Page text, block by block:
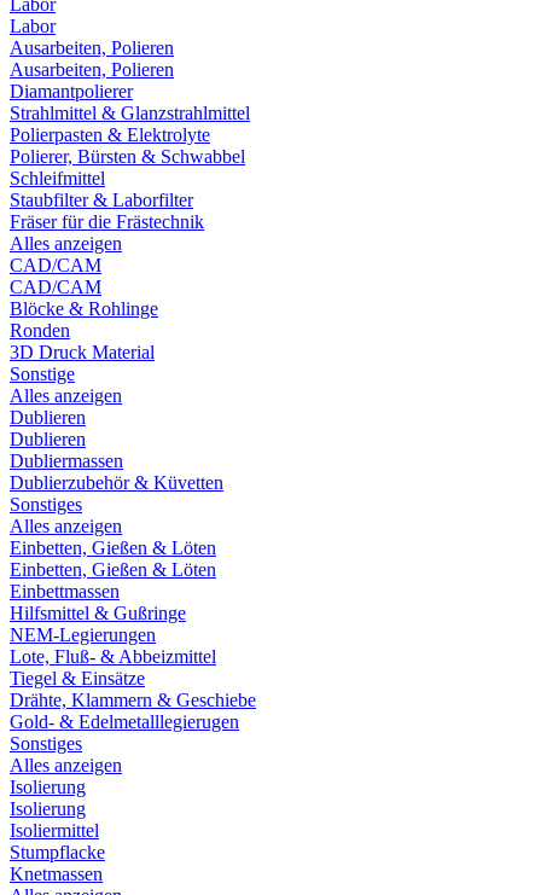
Labor
Labor
Ausarbeiten, Polieren
Ausarbeiten, Polieren
Diamantpolierer
Strahlmittel & Glanzstrahlmittel
Polierpasten & Elektrolyte
Polierer, Bürsten & Schwabbel
Schleifmittel
Staubfilter & Laborfilter
Fräser für die Frästechnik
Alles anzeigen
CAD/CAM
CAD/CAM
Blöcke & Rohlinge
Ronden
3D Druck Material
Sonstige
Alles anzeigen
Dublieren
Dublieren
Dubliermassen
Dublierzubehör & Küvetten
Sonstiges
Alles anzeigen
Einbetten, Gießen & Löten
Einbetten, Gießen & Löten
Einbettmassen
Hilfsmittel & Gußringe
NEM-Legierungen
Lote, Fluß- & Abbeizmittel
Tiegel & Einsätze
Drähte, Klammern & Geschiebe
Gold- & Edelmetalllegierugen
Sonstiges
Alles anzeigen
Isolierung
Isolierung
Isoliermittel
Stumpflacke
Knetmassen